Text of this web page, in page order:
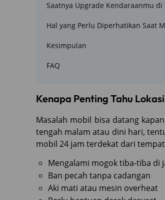
Saatnya Upgrade Kendaraanmu di
Hal yang Perlu Diperhatikan Saat
Kesimpulan
FAQ
Kenapa Penting Tahu
Masalah mobil bisa datang
tengah malam atau dini hari,
mobil 24 jam terdekat dari
Mengalami mogok tiba-tiba di
Ban pecah tanpa cadangan
Aki mati atau mesin overheat